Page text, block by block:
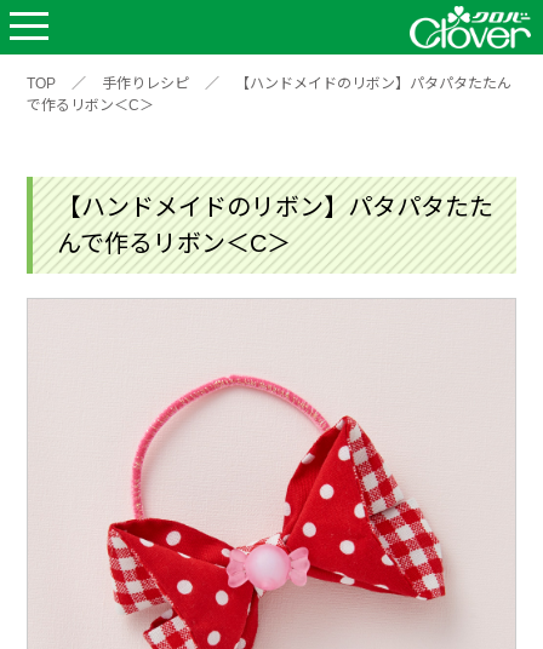
TOP ／ 手作りレシピ ／
【ハンドメイドのリボン】パタパタたたん
で作るリボン＜C＞
【ハンドメイドのリボン】パタパタたた
んで作るリボン＜C＞